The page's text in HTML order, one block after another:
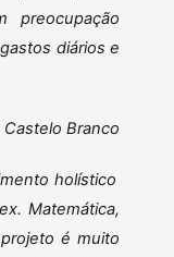
preocupação
diários e
Branco
holístico
Matemática,
é muito